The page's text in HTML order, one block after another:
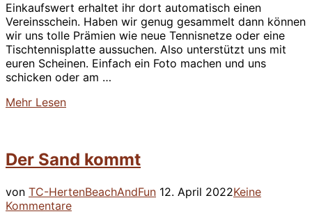
Einkaufswert erhaltet ihr dort automatisch einen
Vereinsschein. Haben wir genug gesammelt dann können
wir uns tolle Prämien wie neue Tennisnetze oder eine
Tischtennisplatte aussuchen. Also unterstützt uns mit
euren Scheinen. Einfach ein Foto machen und uns
schicken oder am …
Mehr über
Scheine
für
Vereine”
Lesen
Der Sand kommt
von TC-HertenBeachAndFunVeröffentlicht
12. April 2022Keine
Kommentare